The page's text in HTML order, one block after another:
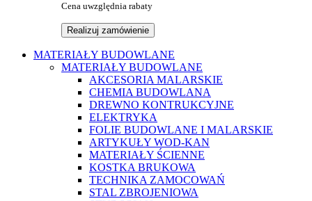
Cena uwzględnia rabaty
Realizuj zamówienie
MATERIAŁY BUDOWLANE
MATERIAŁY BUDOWLANE
AKCESORIA MALARSKIE
CHEMIA BUDOWLANA
DREWNO KONTRUKCYJNE
ELEKTRYKA
FOLIE BUDOWLANE I MALARSKIE
ARTYKUŁY WOD-KAN
MATERIAŁY ŚCIENNE
KOSTKA BRUKOWA
TECHNIKA ZAMOCOWAŃ
STAL ZBROJENIOWA